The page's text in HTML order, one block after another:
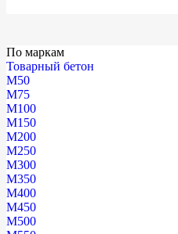
По маркам
Товарный бетон
М50
М75
М100
М150
М200
М250
М300
М350
М400
М450
М500